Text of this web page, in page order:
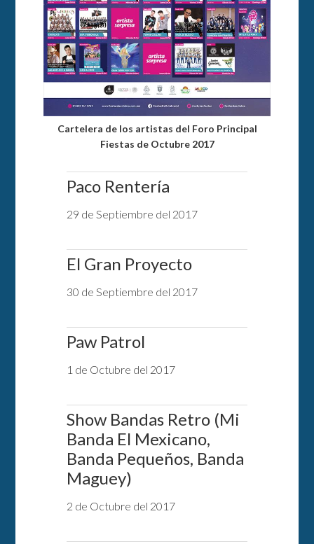
Cartelera de los artistas del Foro Principal
Fiestas de Octubre 2017
Paco Rentería
29 de Septiembre del 2017
El Gran Proyecto
30 de Septiembre del 2017
Paw Patrol
1 de Octubre del 2017
Show Bandas Retro (Mi
Banda El Mexicano,
Banda Pequeños, Banda
Maguey)
2 de Octubre del 2017